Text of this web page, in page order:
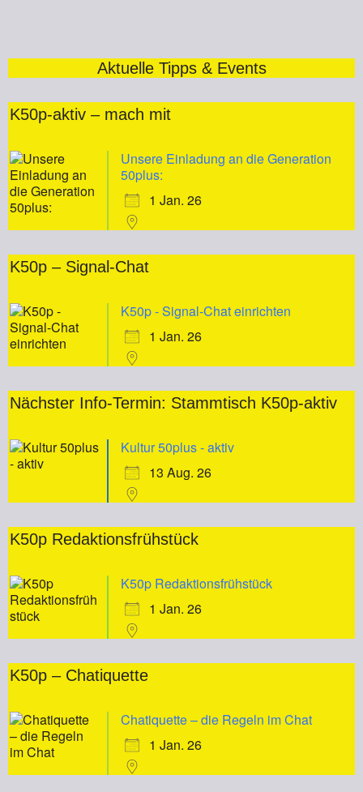
Aktuelle Tipps & Events
K50p-aktiv – mach mit
Unsere Einladung an die Generation
50plus:
1 Jan. 26
K50p – Signal-Chat
K50p - Signal-Chat einrichten
1 Jan. 26
Nächster Info-Termin: Stammtisch K50p-aktiv
Kultur 50plus - aktiv
13 Aug. 26
K50p Redaktionsfrühstück
K50p Redaktionsfrühstück
1 Jan. 26
K50p – Chatiquette
Chatiquette – die Regeln im Chat
1 Jan. 26